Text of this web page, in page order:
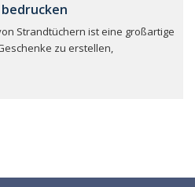
Strandtüchern ist eine großartige
zu erstellen,